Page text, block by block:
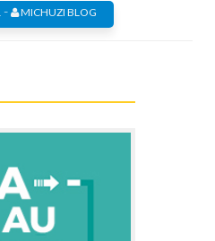
- MICHUZI BLOG